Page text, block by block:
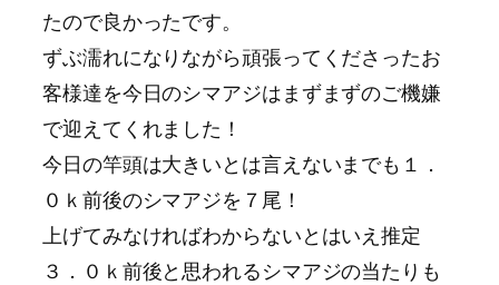
たので良かったです。
ずぶ濡れになりながら頑張ってくださったお
客様達を今日のシマアジはまずまずのご機嫌
で迎えてくれました！
今日の竿頭は大きいとは言えないまでも１．
０ｋ前後のシマアジを７尾！
上げてみなければわからないとはいえ推定
３．０ｋ前後と思われるシマアジの当たりも